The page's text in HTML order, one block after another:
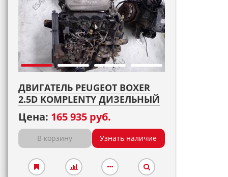
ДВИГАТЕЛЬ PEUGEOT BOXER
2.5D KOMPLENTY ДИЗЕЛЬНЫЙ
Цена: 165 935 руб.
В корзину Узнать наличие